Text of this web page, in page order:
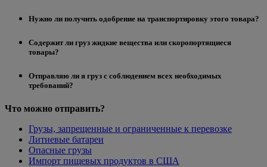
Нужно ли получить одобрение на транспортировку этого товара?
Содержит ли груз жидкие вещества или скоропортящиеся
товары?
Отправляю ли я груз с соблюдением всех необходимых
требований?
Что можно отправить?
Грузы, запрещенные и ограниченные к перевозке
Литиевые батареи
Опасные грузы
Импорт пищевых продуктов в США